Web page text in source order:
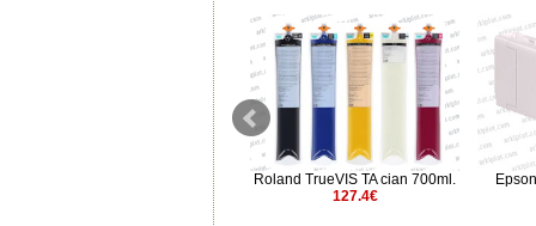
Roland EcoSol-Max 3 amarillo
Roland TrueVIS TA cian 700ml.
127.4€